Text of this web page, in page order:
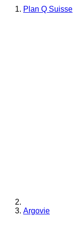
Plan Q Suisse
Argovie